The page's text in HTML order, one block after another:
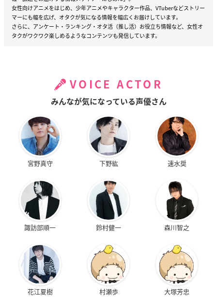
女性向けアニメをはじめ、少年アニメやキャラクター作品、VTuberなどストリー
マーにも幅を広げ、オタクが気になる情報を幅広くお届けしています。
さらに、アンケート・ランキング・オタ活（推し活）お役立ち情報など、女性オ
タクがワクワク楽しめるようなコンテンツも発信しています。
VOICE ACTOR
みんなが気になっている声優さん
宮野真守 下野紘 速水奨
諏訪部順一 鈴村健一 森川智之
花江夏樹 村瀬歩 大塚芳忠